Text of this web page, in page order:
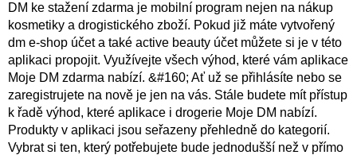
DM ke stažení zdarma je mobilní program nejen na nákup
kosmetiky a drogistického zboží. Pokud již máte vytvořený
dm e-shop účet a také active beauty účet můžete si je v této
aplikaci propojit. Využívejte všech výhod, které vám aplikace
Moje DM zdarma nabízí. &#160; Ať už se přihlásíte nebo se
zaregistrujete na nově je jen na vás. Stále budete mít přístup
k řadě výhod, které aplikace i drogerie Moje DM nabízí.
Produkty v aplikaci jsou seřazeny přehledně do kategorií.
Vybrat si ten, který potřebujete bude jednodušší než v přímo